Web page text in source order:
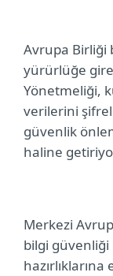
Avrupa Birliği
yürürlüğe
Yönetmeliği,
verilerini
güvenlik
haline
Merkezi
bilgi güvenliği